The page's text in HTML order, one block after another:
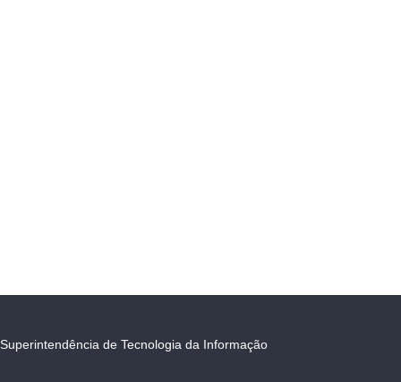
Superintendência de Tecnologia da Informação